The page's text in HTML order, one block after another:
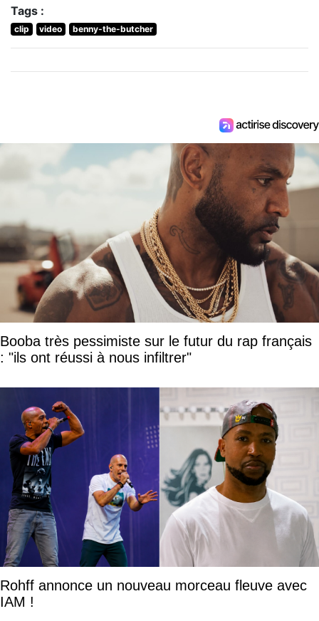
Tags :
clip video benny-the-butcher
Booba très pessimiste sur le futur du rap français
: "ils ont réussi à nous infiltrer"
Rohff annonce un nouveau morceau fleuve avec
IAM !